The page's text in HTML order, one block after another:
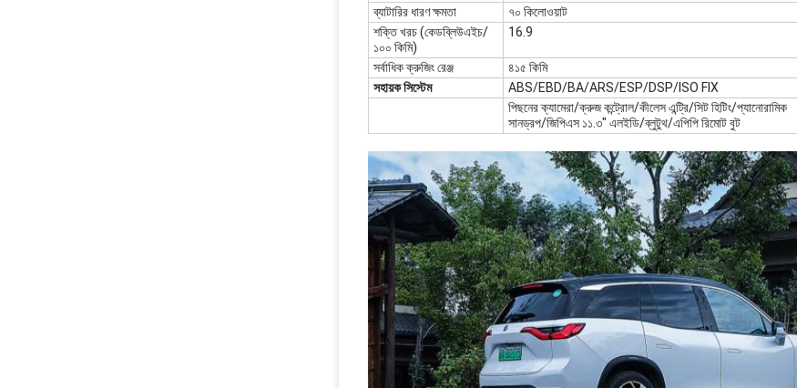
ব্যাটারির ধারণ ক্ষমতা
৭০ কিলোওয়াট
শক্তি খরচ (কেডব্লিউএইচ/
১০০ কিমি)
16.9
সর্বাধিক ক্রুজিং রেঞ্জ ৪১৫ কিমি
সহায়ক সিস্টেম
ABS/EBD/BA/ARS/ESP/DSP/ISO FIX
পিছনের ক্যামেরা/ক্রুজ কন্ট্রোল/কীলেস এন্ট্রি/সিট হিটিং/প্যানোরামিক
সানড্রপ/জিপিএস ১১.৩" এলইডি/ব্লুটুথ/এপিপি রিমোট বুট